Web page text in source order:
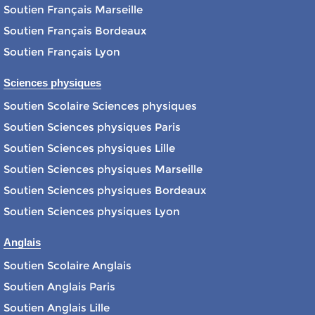
Soutien Français Marseille
Soutien Français Bordeaux
Soutien Français Lyon
Sciences physiques
Soutien Scolaire Sciences physiques
Soutien Sciences physiques Paris
Soutien Sciences physiques Lille
Soutien Sciences physiques Marseille
Soutien Sciences physiques Bordeaux
Soutien Sciences physiques Lyon
Anglais
Soutien Scolaire Anglais
Soutien Anglais Paris
Soutien Anglais Lille